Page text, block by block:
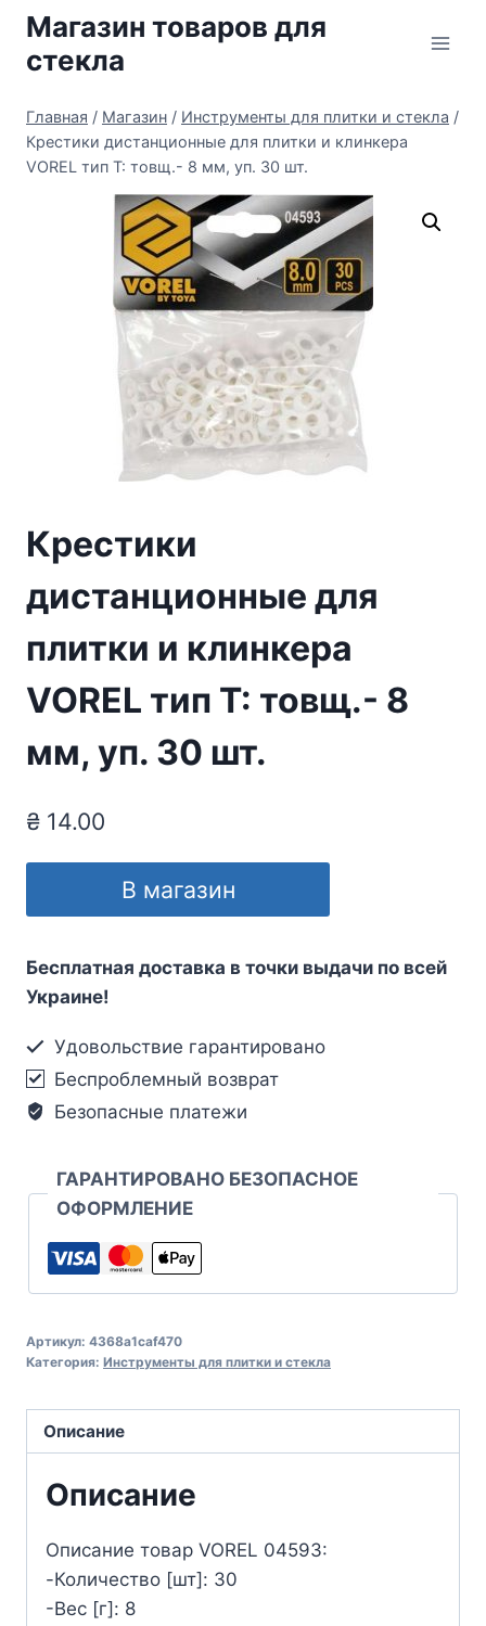
Перейти
содержимому
Магазин товаров для
стекла
Главная / Магазин / Инструменты для плитки и стекла /
Крестики дистанционные для плитки и клинкера
VOREL тип Т: товщ.- 8 мм, уп. 30 шт.
Крестики
дистанционные для
плитки и клинкера
VOREL тип Т: товщ.- 8
мм, уп. 30 шт.
₴ 14.00
В магазин
Бесплатная доставка в точки выдачи по всей
Украине!
Удовольствие гарантировано
Беспроблемный возврат
Безопасные платежи
ГАРАНТИРОВАНО БЕЗОПАСНОЕ
ОФОРМЛЕНИЕ
Артикул: 4368a1caf470
Категория: Инструменты для плитки и стекла
Описание
Описание
Описание товар VOREL 04593:
-Количество [шт]: 30
-Вес [г]: 8